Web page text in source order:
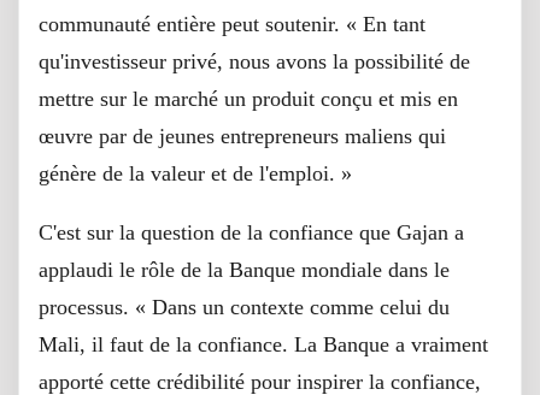
communauté entière peut soutenir. « En tant
qu'investisseur privé, nous avons la possibilité de
mettre sur le marché un produit conçu et mis en
œuvre par de jeunes entrepreneurs maliens qui
génère de la valeur et de l'emploi. »
C'est sur la question de la confiance que Gajan a
applaudi le rôle de la Banque mondiale dans le
processus. « Dans un contexte comme celui du
Mali, il faut de la confiance. La Banque a vraiment
apporté cette crédibilité pour inspirer la confiance,